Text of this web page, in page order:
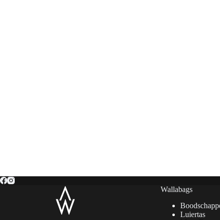
Wallabags
Luiertas